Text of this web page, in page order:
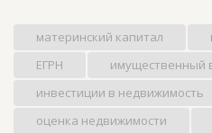
материнский капитал
ЕГРН
имущественный
инвестиции в недвижимость
оценка недвижимости